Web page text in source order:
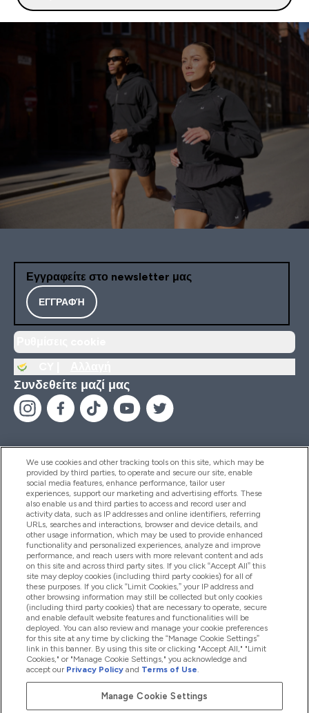
Εγγραφείτε στο newsletter μας
ΕΓΓΡΑΦΉ
Συνδεθείτε μαζί μας
Βοήθεια & Πληροφορίες
Προϊόντα
Εταιρικές Πληροφορίες
Εκπτώσεις & Ανταμοιβές
2026 The Hut.com Ltd
We use cookies and other tracking tools on this site, which may be
provided by third parties, to operate and secure our site, enable
social media features, enhance performance, tailor user
experiences, support our marketing and advertising efforts. These
also enable us and third parties to access and record user and
activity data, such as IP addresses and online identifiers, referring
URLs, searches and interactions, browser and device details, and
other usage information, which may be used to provide enhanced
functionality and personalized experiences, analyze and improve
performance, and reach users with more relevant content and ads
on this site and across third party sites. If you click “Accept All” this
site may deploy cookies (including third party cookies) for all of
these purposes. If you click “Limit Cookies,” your IP address and
other browsing information may still be collected but only cookies
(including third party cookies) that are necessary to operate, secure
and enable default website features and functionalities will be
deployed. You can also review and manage your cookie preferences
for this site at any time by clicking the “Manage Cookie Settings”
link in this banner. By using this site or clicking "Accept All," "Limit
Cookies," or "Manage Cookie Settings," you acknowledge and
accept our Privacy Policy and Terms of Use.
Manage Cookie Settings